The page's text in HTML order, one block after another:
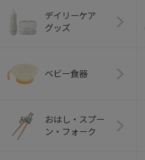
デイリーケア
グッズ
ベビー食器
おはし・スプー
ン・フォーク